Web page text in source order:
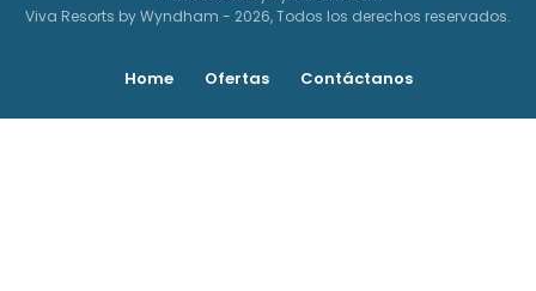
Viva Resorts by Wyndham - 2026, Todos los derechos reservados.
Home Ofertas Contáctanos